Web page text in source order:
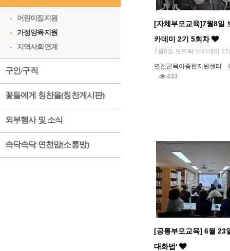
어린이집지원
가정양육지원
지역사회연계
구인/구직
꽃들에게 칭찬을(칭찬게시판)
외부행사 및 소식
속닥속닥 연천맘(소통방)
[자체부모교육]7월8일
카데미 2기 5회차
7월8일 보드락 아카데미 2
연천군육아종합지원센터
433
[공통부모교육] 6월 23
대화법'